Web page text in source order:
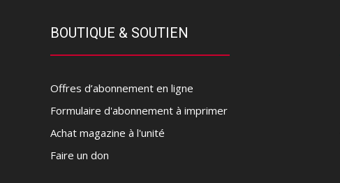
BOUTIQUE & SOUTIEN
Offres d’abonnement en ligne
Formulaire d'abonnement à imprimer
Achat magazine à l'unité
Faire un don